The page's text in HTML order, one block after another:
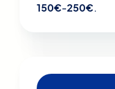
150€-250€.